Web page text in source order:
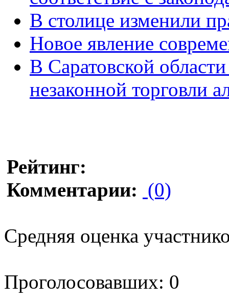
В столице изменили
Новое явление
В Саратовской
незаконной торговли
Рейтинг:
Комментарии: (0)
Средняя оценка
Проголосовавших: 0